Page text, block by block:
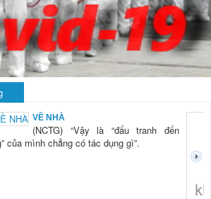
VỀ NHÀ
(NCTG) “Vậy là “đấu tranh đến
của mình chẳng có tác dụng gì”.